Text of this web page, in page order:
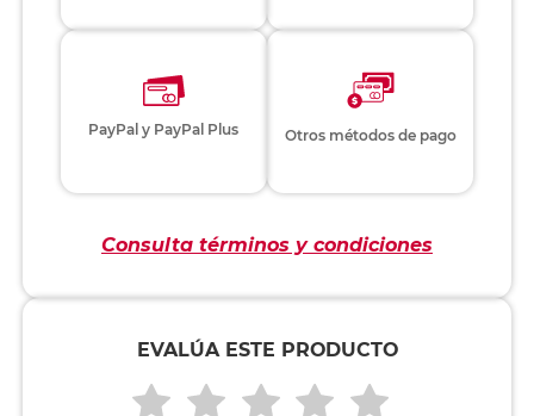
PayPal y PayPal Plus Otros métodos de pago
Consulta términos y condiciones
EVALÚA ESTE PRODUCTO